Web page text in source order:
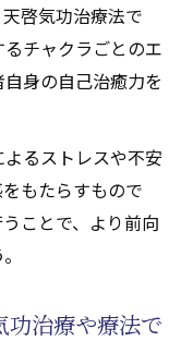
啓気功治療法で
チャクラごとのエ
身の自己治癒力を
るストレスや不安
もたらすもので
ことで、より前向
功治療や療法で